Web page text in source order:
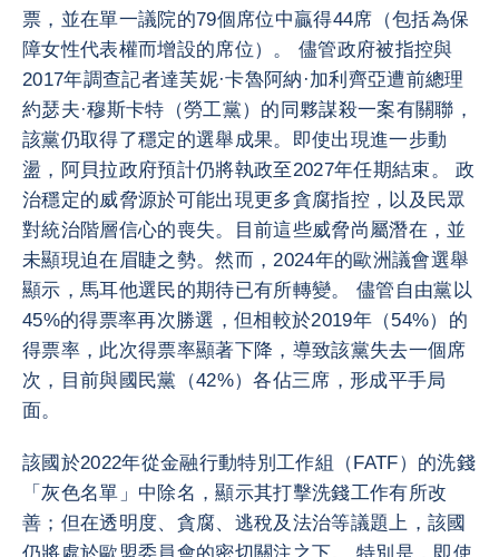
票，並在單一議院的79個席位中贏得44席（包括為保
障女性代表權而增設的席位）。 儘管政府被指控與
2017年調查記者達芙妮·卡魯阿納·加利齊亞遭前總理
約瑟夫·穆斯卡特（勞工黨）的同夥謀殺一案有關聯，
該黨仍取得了穩定的選舉成果。即使出現進一步動
盪，阿貝拉政府預計仍將執政至2027年任期結束。 政
治穩定的威脅源於可能出現更多貪腐指控，以及民眾
對統治階層信心的喪失。目前這些威脅尚屬潛在，並
未顯現迫在眉睫之勢。然而，2024年的歐洲議會選舉
顯示，馬耳他選民的期待已有所轉變。 儘管自由黨以
45%的得票率再次勝選，但相較於2019年（54%）的
得票率，此次得票率顯著下降，導致該黨失去一個席
次，目前與國民黨（42%）各佔三席，形成平手局
面。
該國於2022年從金融行動特別工作組（FATF）的洗錢
「灰色名單」中除名，顯示其打擊洗錢工作有所改
善；但在透明度、貪腐、逃稅及法治等議題上，該國